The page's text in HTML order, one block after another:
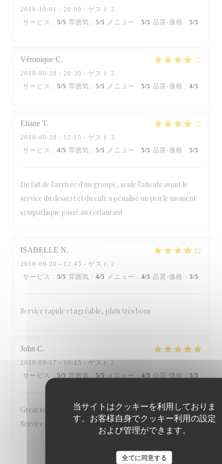
当サイトはクッキーを利用しておりま
す。お客様自身でクッキー利用の設定
および管理ができます。
全てに同意する
2018-10-01 - 20:00 - ゲスト 2
サービス : 5/5 雰囲気 : 5/5 メニュー : 5/5 品質-価格 : 5/5
Véronique C
2018-09-28 - 20:30 - ゲスト 2
サービス : 5/5 雰囲気 : 5/5 メニュー : 5/5 品質-価格 : 4/5
Eliane T
2018-09-28 - 12:15 - ゲスト 3
サービス : 4/5 雰囲気 : 5/5 メニュー : 5/5 品質-価格 : 5/5
Du fait de l'arrivée d'un groupe, seule l'attente avant le
service du dessert et du café a pénalisé un peu le moment
sympathique passé au restaurant
ISABELLE N
2018-09-20 - 12:45 - ゲスト 2
サービス : 5/5 雰囲気 : 4/5 メニュー : 4/5 品質-価格 : 3/5
Service rapide et agréable, plats très bons
John C
2018-09-17 - 19:15 - ゲスト 2
サービス : 5/5 雰囲気 : 5/5 メニュー : 4/5 品質-価格 : 5/5
Great restaurant. Loved the ambience in courtyard.
Service and food were excellent. See you again very soon
3